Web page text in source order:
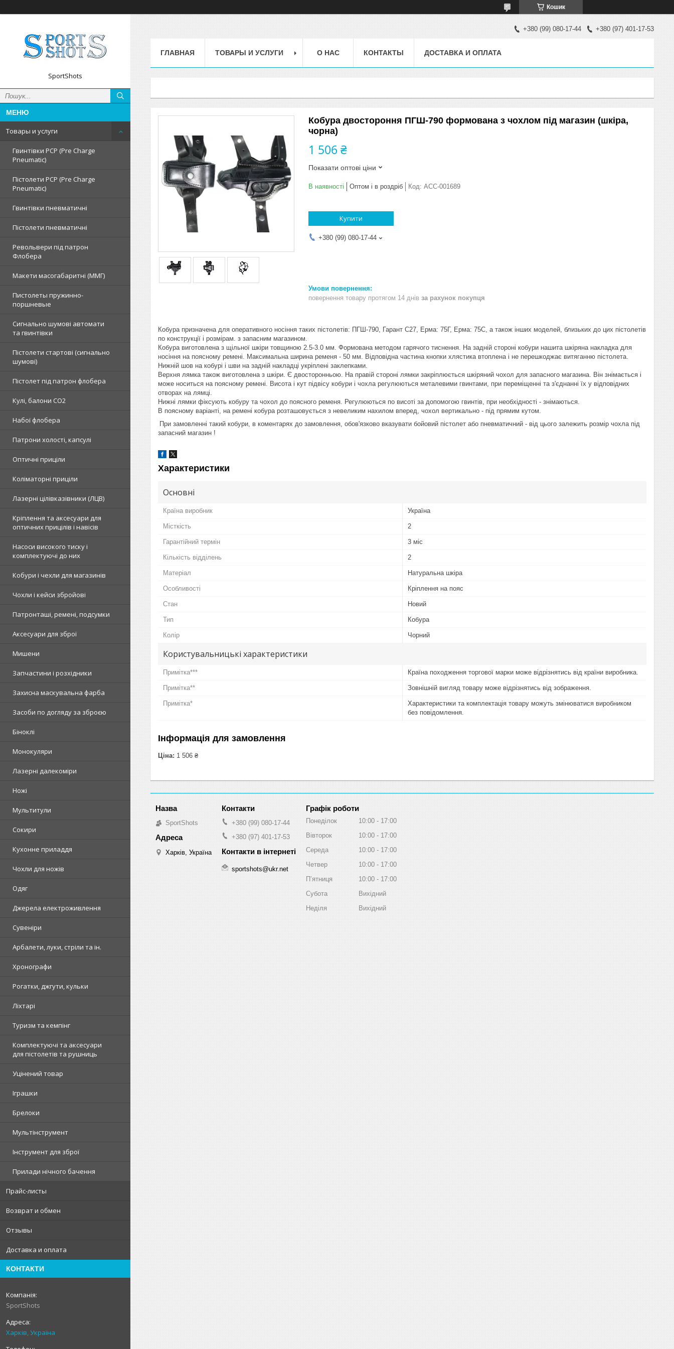
Кошик
SportShots
Товары и услуги
Гвинтівки PCP (Pre Charge
Pneumatic)
Пістолети PCP (Pre Charge
Pneumatic)
Гвинтівки пневматичні
Пістолети пневматичні
Револьвери під патрон
Флобера
Макети масогабаритні (ММГ)
Пистолеты пружинно-
поршневые
Сигнально шумові автомати
та гвинтівки
Пістолети стартові (сигнально
шумові)
Пістолет під патрон флобера
Кулі, балони СО2
Набої флобера
Патрони холості, капсулі
Оптичні приціли
Коліматорні приціли
Лазерні цілівказівники (ЛЦВ)
Кріплення та аксесуари для
оптичних прицілів і навісів
Насоси високого тиску і
комплектуючі до них
Кобури і чехли для магазинів
Чохли і кейси збройові
Патронташі, ремені, подсумки
Аксесуари для зброї
Мишени
Запчастини і розхідники
Захисна маскувальна фарба
Засоби по догляду за зброєю
Біноклі
Монокуляри
Лазерні далекоміри
Ножі
Мультитули
Сокири
Кухонне приладдя
Чохли для ножів
Одяг
Джерела електроживлення
Сувеніри
Арбалети, луки, стріли та ін.
Хронографи
Рогатки, джгути, кульки
Ліхтарі
Туризм та кемпінг
Комплектуючі та аксесуари
для пістолетів та рушниць
Уцінений товар
Іграшки
Брелоки
Мультінструмент
Інструмент для зброї
Прилади нічного бачення
Прайс-листы
Возврат и обмен
Отзывы
Доставка и оплата
КОНТАКТИ
SportShots
Харків, Україна
+380 (99) 080-17-44 +380 (97) 401-17-53
ГЛАВНАЯ ТОВАРЫ И УСЛУГИ О НАС КОНТАКТЫ ДОСТАВКА И ОПЛАТА
Кобура двостороння ПГШ-790 формована з чохлом під магазин (шкіра,
чорна)
1 506 ₴
Показати оптові ціни
В наявності Оптом і в роздріб Код: ACC-001689
Купити
+380 (99) 080-17-44
повернення товару протягом 14 днів за рахунок покупця
Кобура призначена для оперативного носіння таких пістолетів: ПГШ-790, Гарант С27, Ерма: 75Г, Ерма: 75С, а також інших моделей, близьких до цих пістолетів
по конструкції і розмірам. з запасним магазином.
Кобура виготовлена з щільної шкіри товщиною 2.5-3.0 мм. Формована методом гарячого тиснення. На задній стороні кобури нашита шкіряна накладка для
носіння на поясному ремені. Максимальна ширина ременя - 50 мм. Відповідна частина кнопки хлястика втоплена і не перешкоджає витяганню пістолета.
Нижній шов на кобурі і шви на задній накладці укріплені заклепками.
Верхня лямка також виготовлена з шкіри. Є двосторонньою. На правій стороні лямки закріплюється шкіряний чохол для запасного магазина. Він знімається і
може носиться на поясному ремені. Висота і кут підвісу кобури і чохла регулюються металевими гвинтами, при переміщенні та з'єднанні їх у відповідних
отворах на лямці.
Нижні лямки фіксують кобуру та чохол до поясного ременя. Регулюються по висоті за допомогою гвинтів, при необхідності - знімаються.
В поясному варіанті, на ремені кобура розташовується з невеликим нахилом вперед, чохол вертикально - під прямим кутом.
При замовленні такий кобури, в коментарях до замовлення, обов'язково вказувати бойовий пістолет або пневматичний - від цього залежить розмір чохла під
запасний магазин !
Характеристики
Основні
Країна виробник Україна
Місткість 2
Гарантійний термін 3 міс
Кількість відділень 2
Матеріал Натуральна шкіра
Особливості Кріплення на пояс
Стан Новий
Тип Кобура
Колір Чорний
Користувальницькі характеристики
Примітка*** Країна походження торгової марки може відрізнятись від країни виробника.
Примітка** Зовнішній вигляд товару може відрізнятись від зображення.
Примітка*
Характеристики та комплектація товару можуть змінюватися виробником
без повідомлення.
Інформація для замовлення
Ціна: 1 506 ₴
SportShots
Харків, Україна
+380 (99) 080-17-44
+380 (97) 401-17-53
sportshots@ukr.net
Графік роботи
Понеділок 10:00
17:00
Вівторок
10:00
17:00
Середа
10:00
17:00
Четвер
10:00
17:00
Пʼятниця
10:00
17:00
Субота
Вихідний
Неділя
Вихідний